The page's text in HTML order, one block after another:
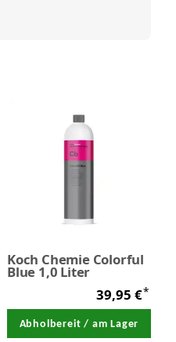
Koch Chemie Colorful
Blue 1,0 Liter
39,95 €*
Abholbereit / am Lager